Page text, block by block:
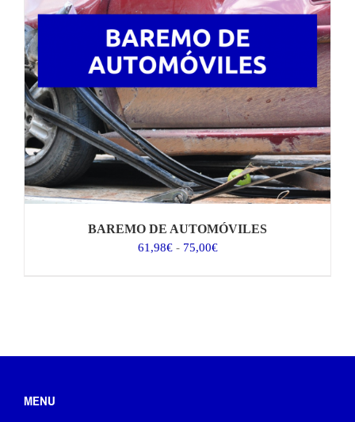
BAREMO DE AUTOMÓVILES
61,98€ - 75,00€Rango
MENU